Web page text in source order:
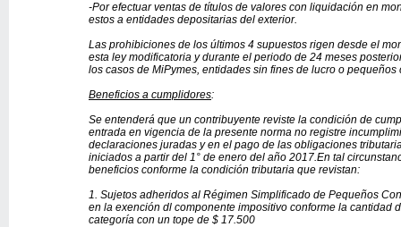
-Por efectuar ventas de títulos de valores con liquidación en
estos a entidades depositarias del exterior.
Las prohibiciones de los últimos 4 supuestos rigen desde el
esta ley modificatoria y durante el periodo de 24 meses
los casos de MiPymes, entidades sin fines de lucro o pequeños
Beneficios a cumplidores:
Se entenderá que un contribuyente reviste la condición de
entrada en vigencia de la presente norma no registre
declaraciones juradas y en el pago de las obligaciones
iniciados a partir del 1° de enero del año 2017.En tal
beneficios conforme la condición tributaria que revistan:
1. Sujetos adheridos al Régimen Simplificado de Pequeños
en la exención dl componente impositivo conforme la cantidad
categoría con un tope de $ 17.500